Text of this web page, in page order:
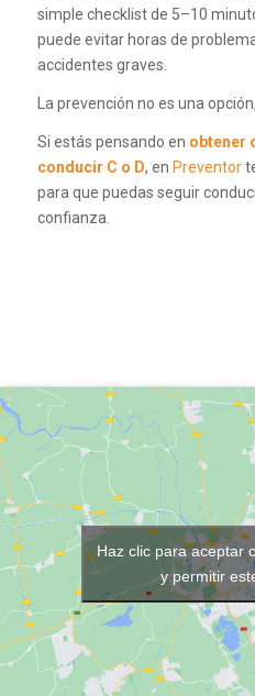
simple checklist de 5–10
puede evitar horas de
accidentes graves.
La prevención no es una
Si estás pensando en obtener
conducir C o D, en Preventor
para que puedas seguir
confianza.
Haz clic para aceptar
y permitir